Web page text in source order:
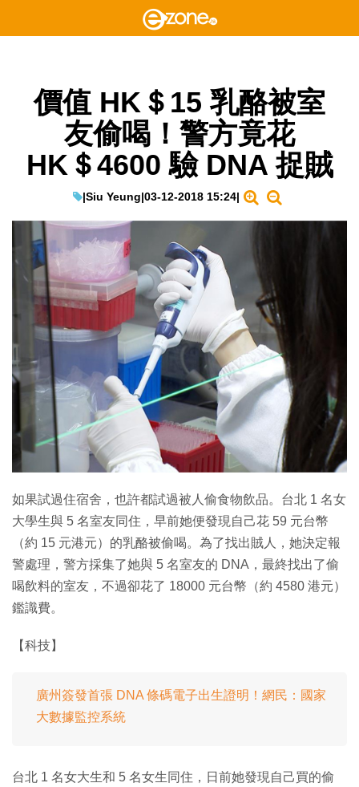
價值 HK＄15 乳酪被室
友偷喝！警方竟花
HK＄4600 驗 DNA 捉賊
|Siu Yeung|03-12-2018 15:24|
如果試過住宿舍，也許都試過被人偷食物飲品。台北 1 名女
大學生與 5 名室友同住，早前她便發現自己花 59 元台幣
（約 15 元港元）的乳酪被偷喝。為了找出賊人，她決定報
警處理，警方採集了她與 5 名室友的 DNA，最終找出了偷
喝飲料的室友，不過卻花了 18000 元台幣（約 4580 港元）
鑑識費。
【科技】
廣州簽發首張 DNA 條碼電子出生證明！網民：國家
大數據監控系統
台北 1 名女大生和 5 名女生同住，日前她發現自己買的偷